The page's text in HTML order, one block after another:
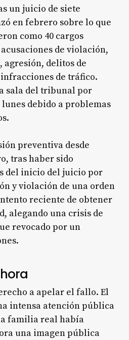
un juicio de siete
en febrero sobre lo que
como 40 cargos
de violación,
agresión, delitos de
de tráfico.
sala del tribunal por
debido a problemas
preventiva desde
tras haber sido
del inicio del juicio por
y violación de una orden
reciente de obtener
alegando una crisis de
revocado por un
a apelar el fallo. El
intensa atención pública
familia real había
una imagen pública